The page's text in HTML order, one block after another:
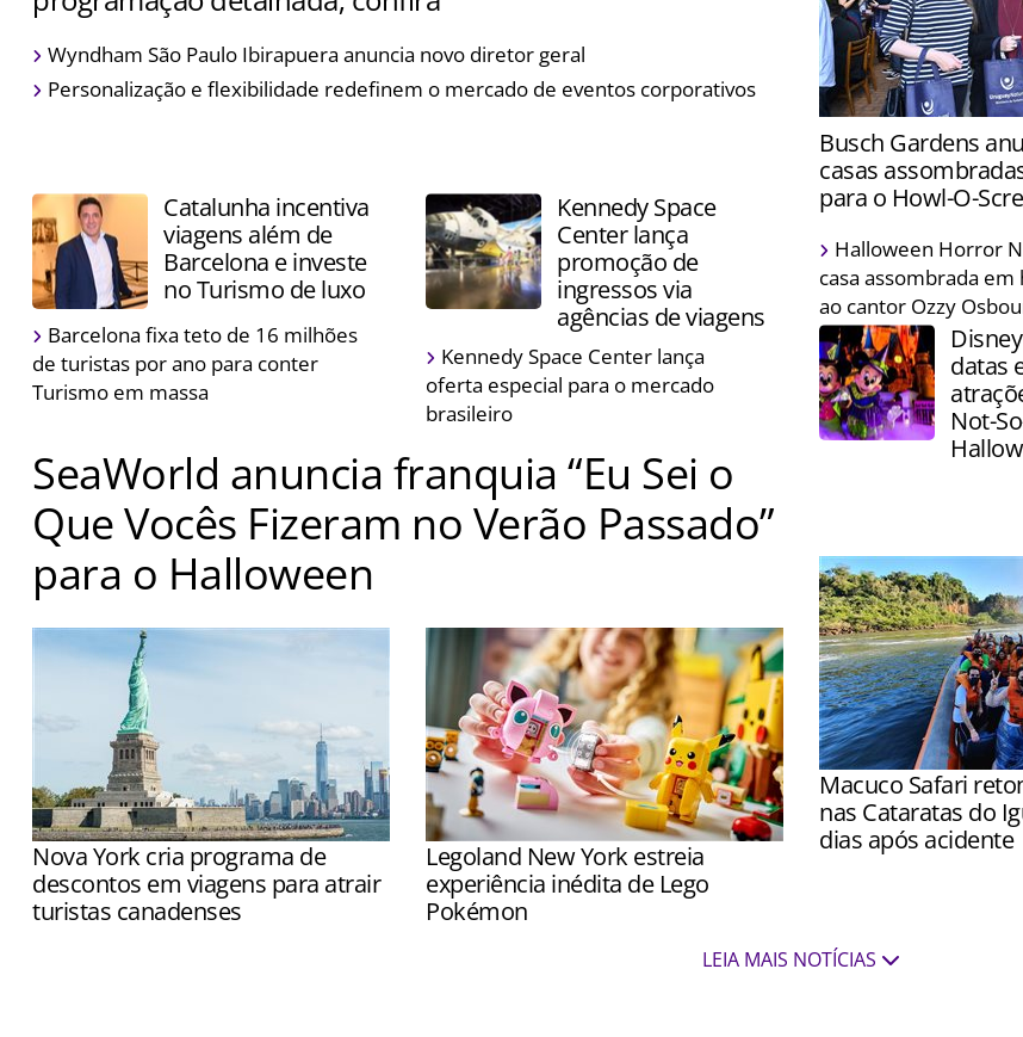
Evento acontece na próxima semana, em São Paulo, e terá palestras e degustação
de vinhos e queijos
Wyndham São Paulo Ibirapuera anuncia novo diretor geral
Personalização e flexibilidade redefinem o mercado de eventos corporativos
Destino segue para
Rio de Janeiro a fim
negócios com trade
Busch Gardens
casas
para o Howl-O-
Visitantes serão
profundezas da
uma equipe
Halloween Horror
casa assombrada
ao cantor Ozzy
Catalunha incentiva
viagens além de
Barcelona e investe
no Turismo de luxo
Barcelona fixa teto de 16 milhões
de turistas por ano para conter
Turismo em massa
Kennedy Space
Center lança
promoção de
ingressos via
agências de viagens
Kennedy Space Center lança
oferta especial para o mercado
brasileiro
datas
Not-
SeaWorld anuncia franquia “Eu Sei o
Que Vocês Fizeram no Verão Passado”
para o Halloween
Novas casas assombradas estreiam em 11 de setembro nos três parques
Macuco Safari
nas Cataratas do
dias após acidente
Nova York cria programa de
descontos em viagens para atrair
turistas canadenses
Legoland New York estreia
experiência inédita de Lego
Pokémon
Espaço permitirá aos visitantesLEIA MAIS NOTÍCIAS